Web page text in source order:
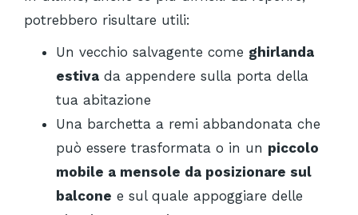
potrebbero risultare utili:
Un vecchio salvagente come ghirlanda
estiva da appendere sulla porta della
tua abitazione
Una barchetta a remi abbandonata che
può essere trasformata o in un piccolo
mobile a mensole da posizionare sul
balcone e sul quale appoggiare delle